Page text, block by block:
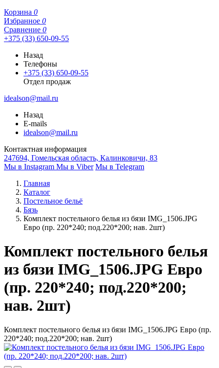
Корзина 0
Избранное 0
Сравнение 0
+375 (33) 650-09-55
Назад
Телефоны
+375 (33) 650-09-55
Отдел продаж
idealson@mail.ru
Назад
E-mails
idealson@mail.ru
Контактная информация
247694, Гомельская область, Калинковичи, 83
Мы в Instagram Мы в Viber Мы в Telegram
Главная
Каталог
Постельное бельё
Бязь
Комплект постельного белья из бязи IMG_1506.JPG
Евро (пр. 220*240; под.220*200; нав. 2шт)
Комплект постельного белья
из бязи IMG_1506.JPG Евро
(пр. 220*240; под.220*200;
нав. 2шт)
Комплект постельного белья из бязи IMG_1506.JPG Евро (пр.
220*240; под.220*200; нав. 2шт)